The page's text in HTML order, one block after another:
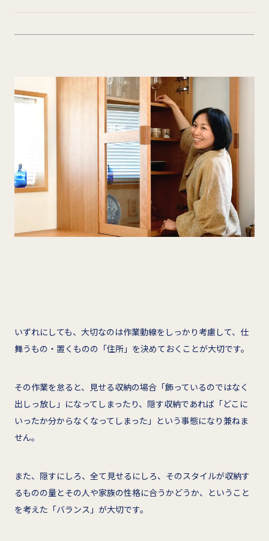
いずれにしても、大切なのは作業動線をしっかり考慮して、仕
舞うもの・置くものの「住所」を決めておくことが大切です。
その作業を怠ると、見せる収納の場合「飾っているのではなく
出しっ放し」になってしまったり、隠す収納であれば「どこに
いったか分からなくなってしまった」という事態になり兼ねま
せん。
また、隠すにしろ、全て見せるにしろ、そのスタイルが収納す
るものの量とその人や家族の性格に合うかどうか、ということ
を考えた「バランス」が大切です。